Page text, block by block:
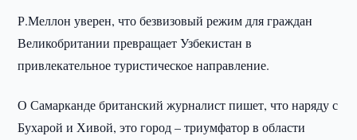
Р.Меллон уверен, что безвизовый режим для граждан
Великобритании превращает Узбекистан в
привлекательное туристическое направление.
О Самарканде британский журналист пишет, что наряду с
Бухарой и Хивой, это город – триумфатор в области